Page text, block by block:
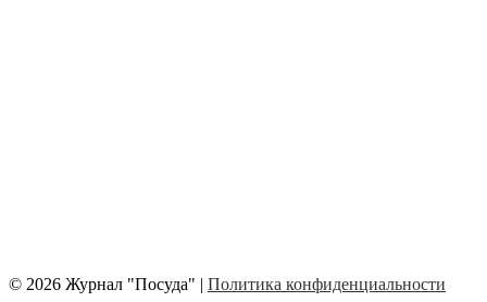
© 2026 Журнал "Посуда" | Политика конфиденциальности